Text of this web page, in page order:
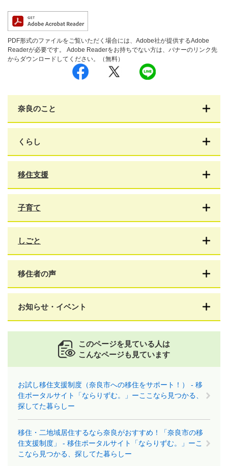
PDF形式のファイルをご覧いただく場合には、Adobe社が提供するAdobe
Readerが必要です。
Adobe Readerをお持ちでない方は、バナーのリンク先
からダウンロードしてください。（無料）
シ
ェ
ア
る
ツ
イ
す
L
I
で
奈良のこと
くらし
移住支援
子育て
しごと
移住者の声
お知らせ・イベント
このページを見ている人は
こんなページも見ています
お試し移住支援制度（奈良市への移住をサポート！） - 移
住ポータルサイト「ならりずむ。」ーここなら見つかる、
探してた暮らしー
移住・二地域居住するなら奈良がおすすめ！「奈良市の移
住支援制度」 - 移住ポータルサイト「ならりずむ。」ーこ
こなら見つかる、探してた暮らしー